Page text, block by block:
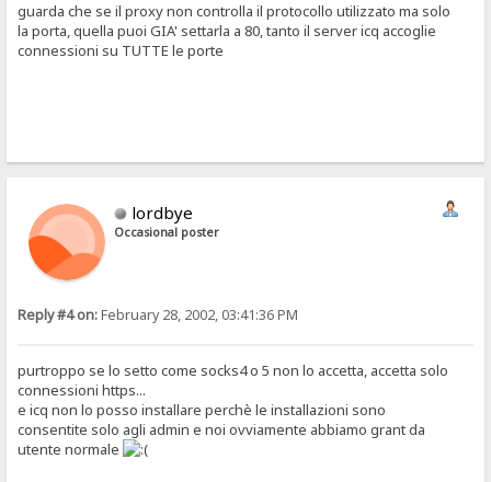
guarda che se il proxy non controlla il protocollo utilizzato ma solo
la porta, quella puoi GIA' settarla a 80, tanto il server icq accoglie
connessioni su TUTTE le porte
lordbye
Occasional poster
Reply #4 on:February 28, 2002, 03:41:36 PM
purtroppo se lo setto come socks4 o 5 non lo accetta, accetta solo
connessioni https...
e icq non lo posso installare perchè le installazioni sono
consentite solo agli admin e noi ovviamente abbiamo grant da
utente normale